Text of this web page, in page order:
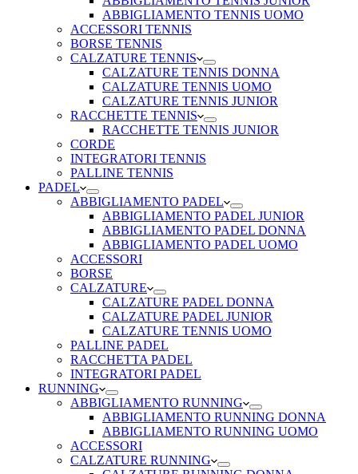
ABBIGLIAMENTO TENNIS UOMO
ACCESSORI TENNIS
BORSE TENNIS
CALZATURE TENNIS
CALZATURE TENNIS DONNA
CALZATURE TENNIS UOMO
CALZATURE TENNIS JUNIOR
RACCHETTE TENNIS
RACCHETTE TENNIS JUNIOR
CORDE
INTEGRATORI TENNIS
PALLINE TENNIS
PADEL
ABBIGLIAMENTO PADEL
ABBIGLIAMENTO PADEL JUNIOR
ABBIGLIAMENTO PADEL DONNA
ABBIGLIAMENTO PADEL UOMO
ACCESSORI
BORSE
CALZATURE
CALZATURE PADEL DONNA
CALZATURE PADEL JUNIOR
CALZATURE TENNIS UOMO
PALLINE PADEL
RACCHETTA PADEL
INTEGRATORI PADEL
RUNNING
ABBIGLIAMENTO RUNNING
ABBIGLIAMENTO RUNNING DONNA
ABBIGLIAMENTO RUNNING UOMO
ACCESSORI
CALZATURE RUNNING